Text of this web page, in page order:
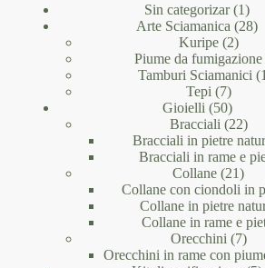
Sin categorizar 11
Arte Sciamanica 2828
Kuripe 22
Piume da fumigazione
Tamburi Sciamanici
Tepi 77
prodotti
Gioielli 5050
prodotti
Bracciali 2222
Bracciali in pietre
Bracciali in rame e
Collane 2121
Collane con ciondoli in
Collane in pietre
Collane in rame e
Orecchini 77
Orecchini in rame con